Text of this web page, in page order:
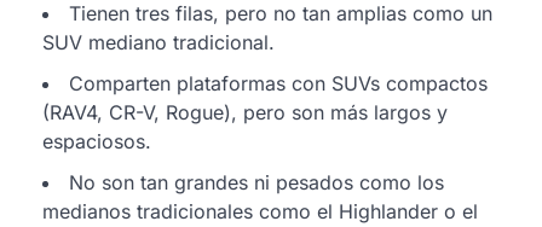
Tienen tres filas, pero no tan amplias como un
SUV mediano tradicional.
Comparten plataformas con SUVs compactos
(RAV4, CR-V, Rogue), pero son más largos y
espaciosos.
No son tan grandes ni pesados como los
medianos tradicionales como el Highlander o el